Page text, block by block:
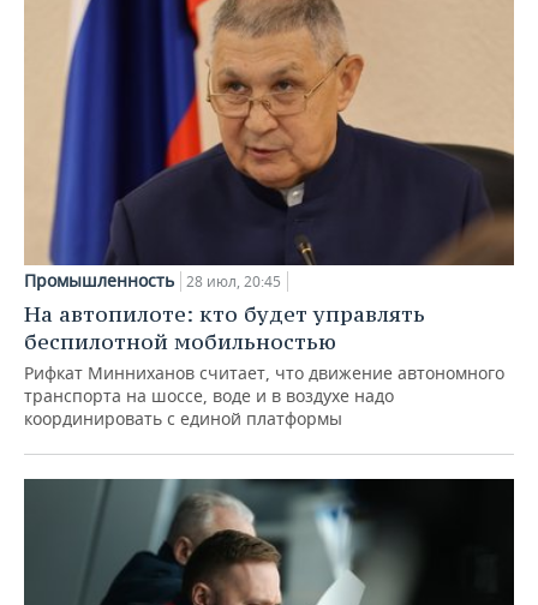
Промышленность 28 июл, 20:45
На автопилоте: кто будет управлять
беспилотной мобильностью
Рифкат Минниханов считает, что движение автономного
транспорта на шоссе, воде и в воздухе надо
координировать с единой платформы